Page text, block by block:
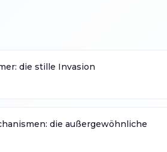
die stille Invasion
die außergewöhnliche